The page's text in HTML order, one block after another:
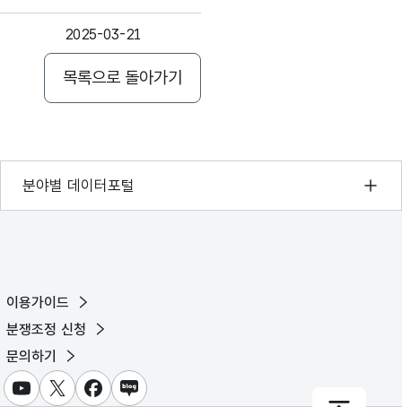
2025-03-21
2024-12-23
2024-06-24
2024-03-26
2023-07-18
2023-03-09
목록으로 돌아가기
분야별 데이터포털
기상자료개방포털
국토교통부 공간정보오픈플랫폼
농림축산식품 공공데이터포털
보건의료빅데이터개방시스템
식품의약품안전처 데이터포털
이용가이드
분쟁조정 신청
문의하기
유튜브X 페이스북
블로그